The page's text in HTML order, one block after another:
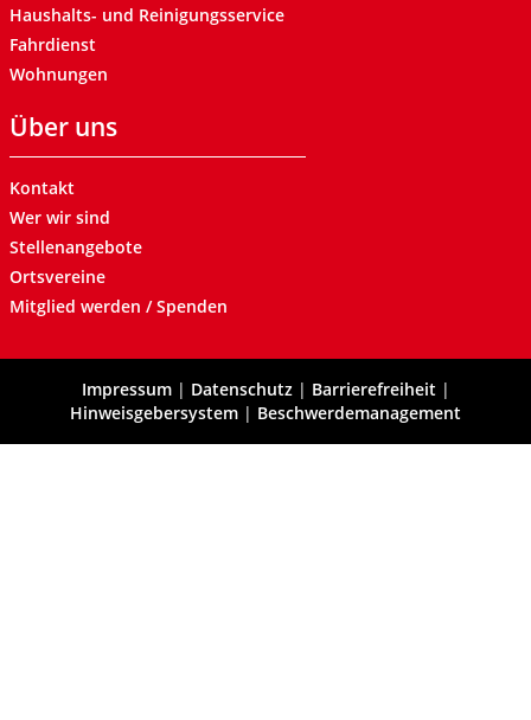
Haushalts- und Reinigungsservice
Fahrdienst
Wohnungen
Über uns
Kontakt
Wer wir sind
Stellenangebote
Ortsvereine
Mitglied werden / Spenden
Impressum| Datenschutz| Barrierefreiheit |
Hinweisgebersystem | Beschwerdemanagement